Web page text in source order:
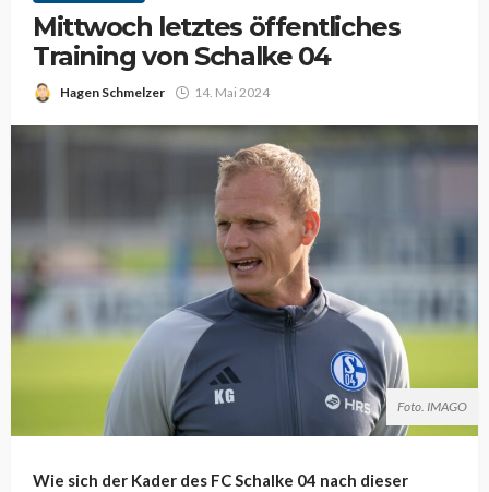
Mittwoch letztes öffentliches
Training von Schalke 04
Hagen Schmelzer 14. Mai 2024
Foto. IMAGO
Wie sich der Kader des FC Schalke 04 nach dieser